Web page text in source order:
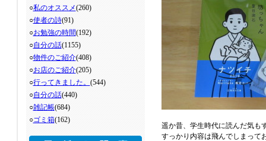
○私のオススメ(260)
○使者の詩(91)
○お勉強の時間(192)
○自分の話(1155)
○物件のご紹介(408)
○お店のご紹介(205)
○行ってきました。 (544)
○自分の話(440)
○雑記帳(684)
○ゴミ箱(162)
遥か昔、学生時代に読んだ気も
すっかり内容は飛んでしまって